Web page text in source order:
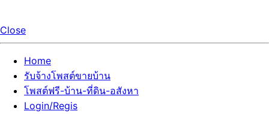
Close
Home
รับจ้างโพสต์ขายบ้าน
โพสต์ฟรี-บ้าน-ที่ดิน-อสังหา
Login/Regis